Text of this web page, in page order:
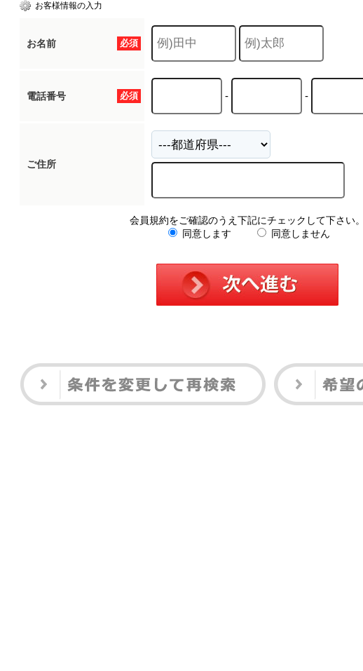
お客様情報の入力
必須
お名前
必須
電話番号 - -
ご住所
会員規約をご確認のうえ下記にチェックして下さい。
同意します
同意しません